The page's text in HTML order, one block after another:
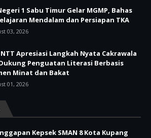
1 Sabu Timur Gelar MGMP, Bahas
Mendalam dan Persiapan TKA
03, 2026
NTT Apresiasi Langkah Nyata Cakrawala
Penguatan Literasi Berbasis
Minat dan Bakat
01, 2026
Kepsek SMAN 8 Kota Kupang